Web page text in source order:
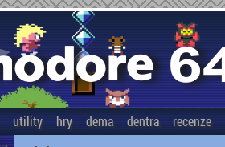
utility hry dema dentra recenze